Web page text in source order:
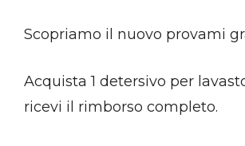
Scopriamo il nuovo provami
Acquista 1 detersivo per
ricevi il rimborso completo.